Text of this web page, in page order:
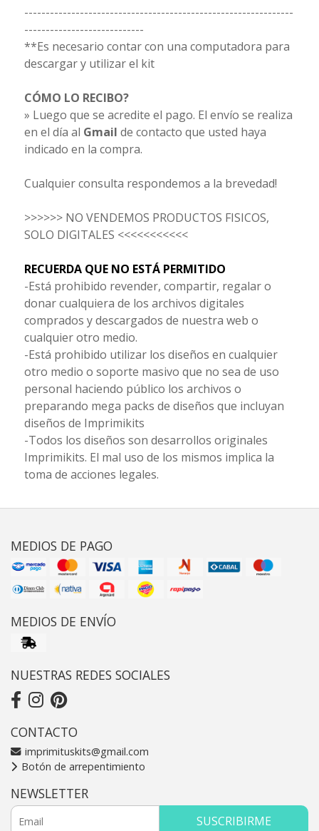
---------------------------------------------------------------
----------------------------
**Es necesario contar con una computadora para
descargar y utilizar el kit
CÓMO LO RECIBO?
» Luego que se acredite el pago. El envío se realiza
en el día al Gmail de contacto que usted haya
indicado en la compra.
Cualquier consulta respondemos a la brevedad!
>>>>>> NO VENDEMOS PRODUCTOS FISICOS,
SOLO DIGITALES <<<<<<<<<<<
RECUERDA QUE NO ESTÁ PERMITIDO
-Está prohibido revender, compartir, regalar o
donar cualquiera de los archivos digitales
comprados y descargados de nuestra web o
cualquier otro medio.
-Está prohibido utilizar los diseños en cualquier
otro medio o soporte masivo que no sea de uso
personal haciendo público los archivos o
preparando mega packs de diseños que incluyan
diseños de Imprimikits
-Todos los diseños son desarrollos originales
Imprimikits. El mal uso de los mismos implica la
toma de acciones legales.
MEDIOS DE PAGO
MEDIOS DE ENVÍO
NUESTRAS REDES SOCIALES
CONTACTO
imprimituskits@gmail.com
Botón de arrepentimiento
NEWSLETTER
SUSCRIBIRME